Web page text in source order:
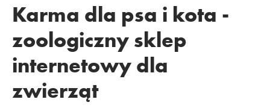
Karma dla psa i kota -
zoologiczny sklep
internetowy dla
zwierząt